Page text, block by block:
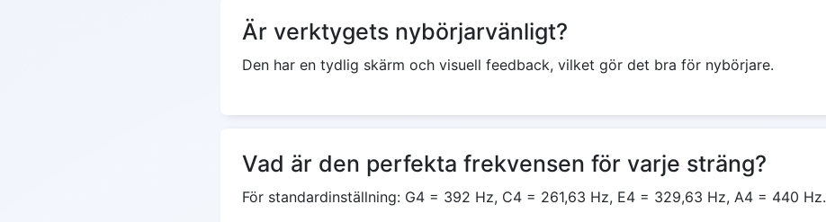
Är verktygets nybörjarvänligt?
Den har en tydlig skärm och visuell feedback, vilket gör det bra för nybörjare.
Vad är den perfekta frekvensen för varje sträng?
För standardinställning: G4 = 392 Hz, C4 = 261,63 Hz, E4 = 329,63 Hz, A4 = 440 Hz.